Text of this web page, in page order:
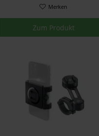
Merken
Zum Produkt